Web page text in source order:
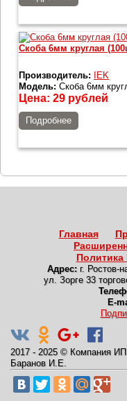
Скоба 6мм круглая
Производитель:
IEK
Модель: Скоба 6мм
Цена: 29 рублей
Подробнее
Главная
Адрес: г. Ростов-
ул. Зорге 33
E-
2017 - 2025 © Компания ИП
Баранов И.Е.